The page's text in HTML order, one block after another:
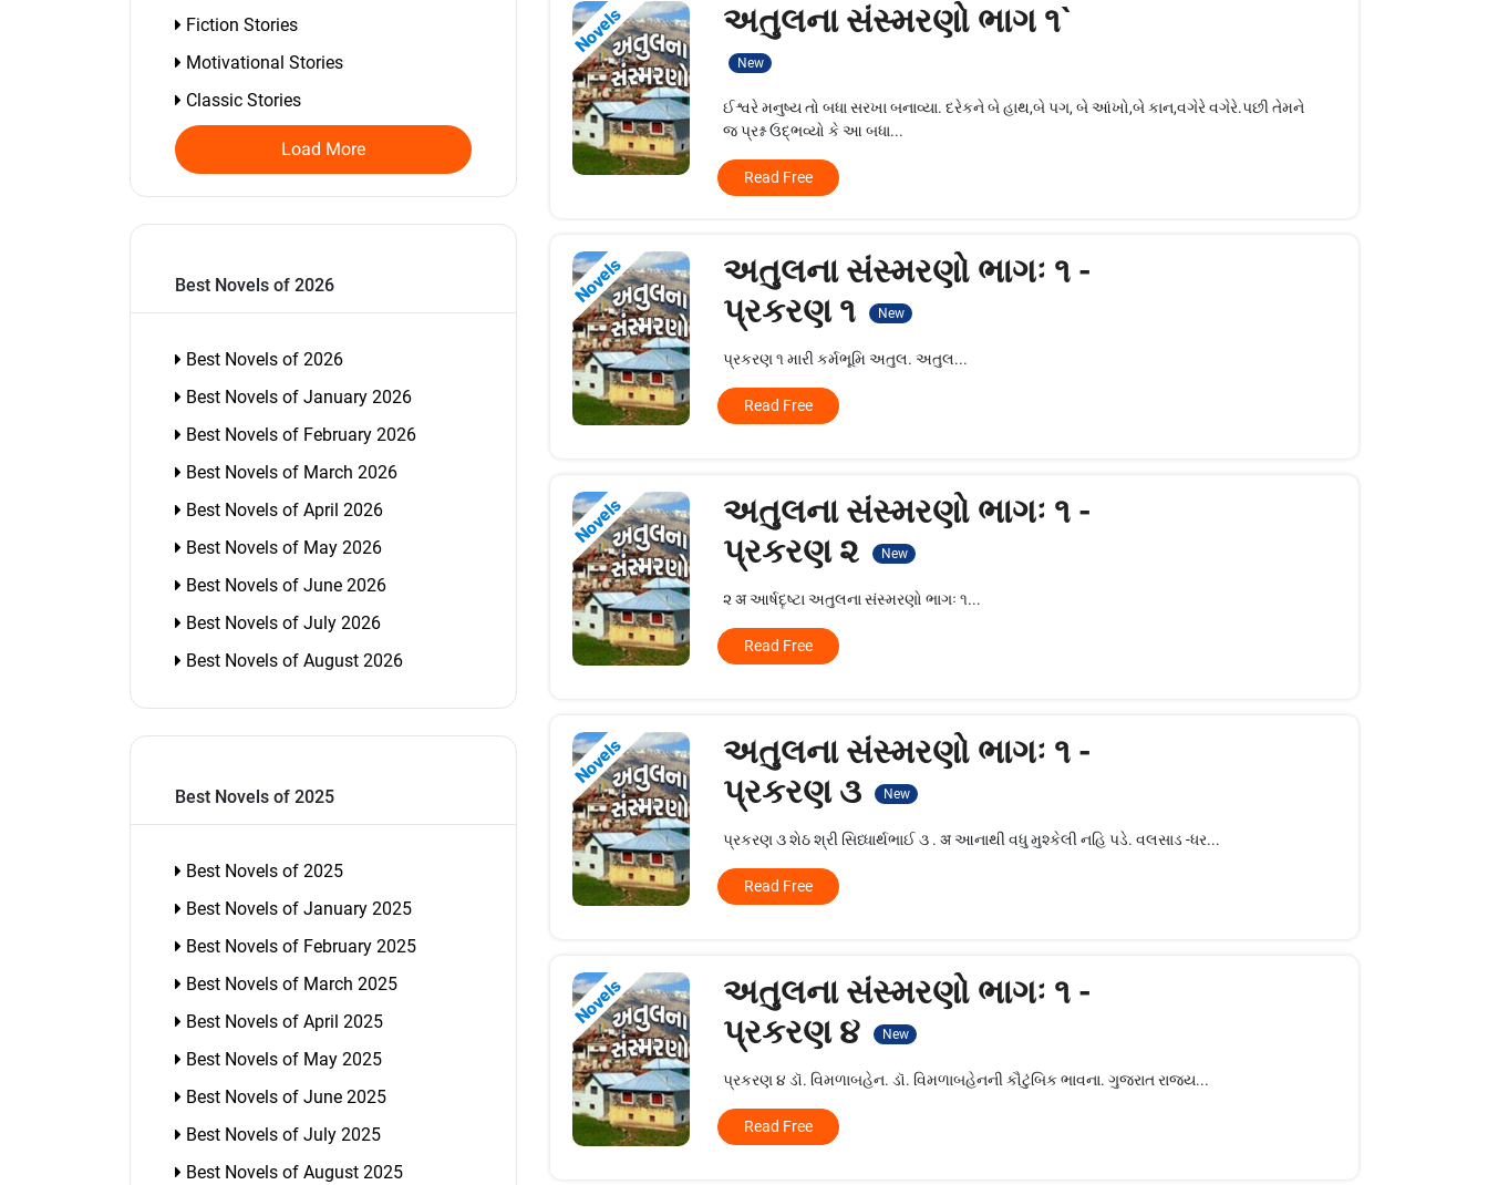
Fiction Stories
Motivational Stories
Classic Stories
Load More
Best Novels of 2026
Best Novels of 2026
Best Novels of January 2026
Best Novels of February 2026
Best Novels of March 2026
Best Novels of April 2026
Best Novels of May 2026
Best Novels of June 2026
Best Novels of July 2026
Best Novels of August 2026
Best Novels of 2025
Best Novels of 2025
Best Novels of January 2025
Best Novels of February 2025
Best Novels of March 2025
Best Novels of April 2025
Best Novels of May 2025
Best Novels of June 2025
Best Novels of July 2025
Best Novels of August 2025
Novels અતુલના સંસ્મરણો ભાગ ૧`
New
ઈશ્વરે મનુષ્ય તો બધા સરખા બનાવ્યા. દરેકને બે હાથ,બે પગ, બે આંખો,બે કાન,વગેરે વગેરે.પછી તેમને
જ પ્રશ્ન ઉદ્‍ભવ્યો કે આ બધા...
Read Free
Novels
અતુલના સંસ્મરણો ભાગઃ ૧ -
પ્રકરણ ૧
New
પ્રકરણ ૧ મારી કર્મભૂમિ અતુલ. અતુલ...
Read Free
Novels
અતુલના સંસ્મરણો ભાગઃ ૧ -
પ્રકરણ ૨
New
૨ अ આર્ષદૄષ્ટા અતુલના સંસ્મરણો ભાગઃ ૧...
Read Free
Novels
અતુલના સંસ્મરણો ભાગઃ ૧ -
પ્રકરણ ૩
New
પ્રકરણ ૩ શેઠ શ્રી સિધ્ધાર્થભાઈ ૩ . अ આનાથી વધુ મુશ્કેલી નહિ પડે. વલસાડ -ધર...
Read Free
Novels
અતુલના સંસ્મરણો ભાગઃ ૧ -
પ્રકરણ ૪
New
પ્રકરણ ૪ ડૉ. વિમળાબહેન. ડૉ. વિમળાબહેનની કૌટુંબિક ભાવના. ગુજરાત રાજ્ય...
Read Free